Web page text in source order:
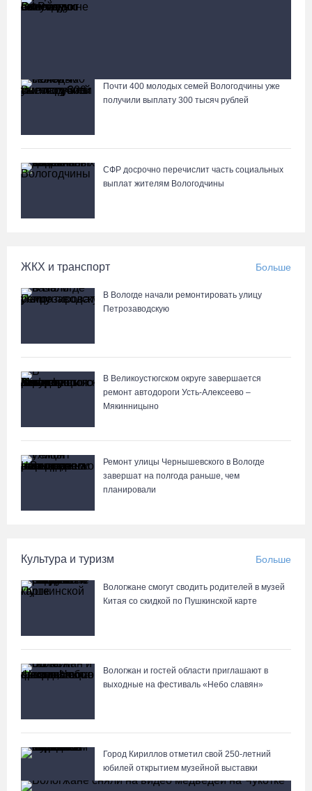
Лазерную проекцию на пешеходных переходах сделают в
Почти 400 молодых семей Вологодчины уже
получили выплату 300 тысяч рублей
СФР досрочно перечислит часть социальных
выплат жителям Вологодчины
ЖКХ и транспорт Больше
В Вологде начали ремонтировать улицу
Петрозаводскую
В Великоустюгском округе завершается
ремонт автодороги Усть-Алексеево –
Мякинницыно
Ремонт улицы Чернышевского в Вологде
завершат на полгода раньше, чем
планировали
Культура и туризм Больше
Вологжане смогут сводить родителей в музей
Китая со скидкой по Пушкинской карте
Вологжан и гостей области приглашают в
выходные на фестиваль «Небо славян»
Город Кириллов отметил свой 250-летний
юбилей открытием музейной выставки